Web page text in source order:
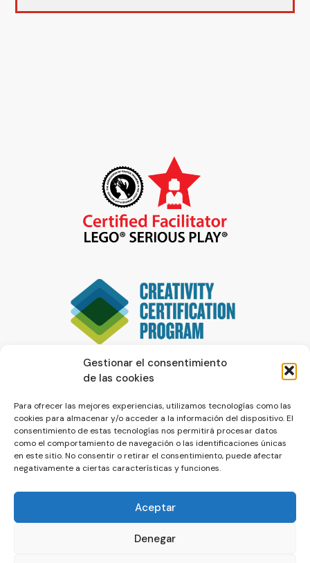
Gestionar el consentimiento
de las cookies
Para ofrecer las mejores experiencias, utilizamos tecnologías como las
cookies para almacenar y/o acceder a la información del dispositivo. El
consentimiento de estas tecnologías nos permitirá procesar datos
como el comportamiento de navegación o las identificaciones únicas
en este sitio. No consentir o retirar el consentimiento, puede afectar
negativamente a ciertas características y funciones.
Aceptar
Denegar